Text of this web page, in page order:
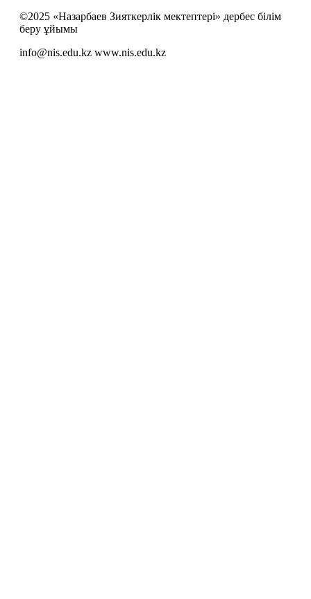
©2025 «Назарбаев Зияткерлік мектептері» дербес білім
беру ұйымы
info@nis.edu.kz www.nis.edu.kz